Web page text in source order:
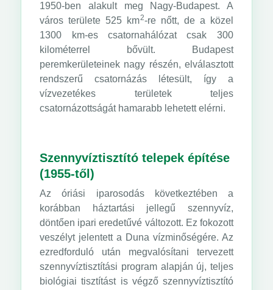
1950-ben alakult meg Nagy-Budapest. A
város területe 525 km2-re nőtt, de a közel
1300 km-es csatornahálózat csak 300
kilométerrel bővült. Budapest
peremkerületeinek nagy részén, elválasztott
rendszerű csatornázás létesült, így a
vízvezetékes területek teljes
csatornázottságát hamarabb lehetett elérni.
Szennyvíztisztító telepek építése
(1955-től)
Az óriási iparosodás következtében a
korábban háztartási jellegű szennyvíz,
döntően ipari eredetűvé változott. Ez fokozott
veszélyt jelentett a Duna vízminőségére. Az
ezredforduló után megvalósítani tervezett
szennyvíztisztítási program alapján új, teljes
biológiai tisztítást is végző szennyvíztisztító